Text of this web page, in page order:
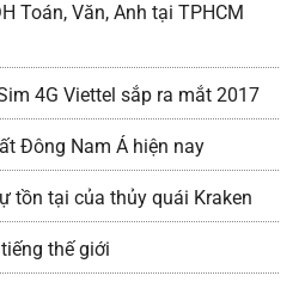
Toán, Văn, Anh tại TPHCM
4G Viettel sắp ra mắt 2017
Đông Nam Á hiện nay
tồn tại của thủy quái Kraken
thế giới